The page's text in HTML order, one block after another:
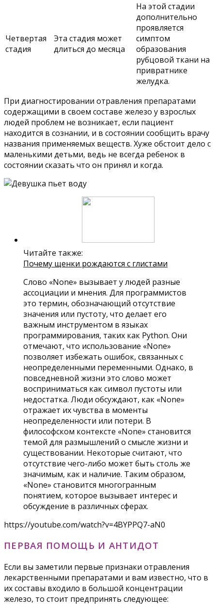
Четвертая
стадия
Эта стадия может
длиться до месяца
На этой стадии
дополнительно
проявляется
симптом
образования
рубцовой ткани на
привратнике
желудка.
При диагностировании отравления препаратами
содержащими в своем составе железо у взрослых
людей проблем не возникает, если пациент
находится в сознании, и в состоянии сообщить врачу
названия применяемых веществ. Хуже обстоит дело с
маленькими детьми, ведь не всегда ребенок в
состоянии сказать что он принял и когда.
Читайте также:
Почему щенки рождаются с глистами
Слово «None» вызывает у людей разные
ассоциации и мнения. Для программистов
это термин, обозначающий отсутствие
значения или пустоту, что делает его
важным инструментом в языках
программирования, таких как Python. Они
отмечают, что использование «None»
позволяет избежать ошибок, связанных с
неопределенными переменными. Однако, в
повседневной жизни это слово может
восприниматься как символ пустоты или
недостатка. Люди обсуждают, как «None»
отражает их чувства в моменты
неопределенности или потери. В
философском контексте «None» становится
темой для размышлений о смысле жизни и
существовании. Некоторые считают, что
отсутствие чего-либо может быть столь же
значимым, как и наличие. Таким образом,
«None» становится многогранным
понятием, которое вызывает интерес и
обсуждение в различных сферах.
https://youtube.com/watch?v=4BYPPQ7-aN0
ПЕРВАЯ ПОМОЩЬ И АНТИДОТ
Если вы заметили первые признаки отравления
лекарственными препаратами и вам известно, что в
их составы входило в большой концентрации
железо, то стоит предпринять следующее: